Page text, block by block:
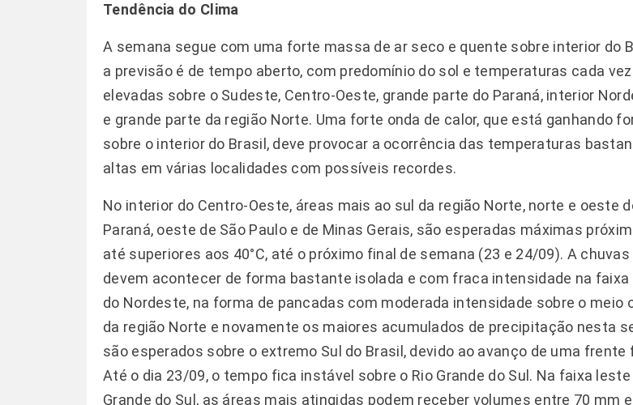
Tendência do Clima
A semana segue com uma forte massa de ar seco e quente sobre interior do
a previsão é de tempo aberto, com predomínio do sol e temperaturas cada
elevadas sobre o Sudeste, Centro-Oeste, grande parte do Paraná, interior
e grande parte da região Norte. Uma forte onda de calor, que está ganhando
sobre o interior do Brasil, deve provocar a ocorrência das temperaturas
altas em várias localidades com possíveis recordes.
No interior do Centro-Oeste, áreas mais ao sul da região Norte, norte e oeste
Paraná, oeste de São Paulo e de Minas Gerais, são esperadas máximas
até superiores aos 40°C, até o próximo final de semana (23 e 24/09). A chuvas
devem acontecer de forma bastante isolada e com fraca intensidade na faixa
do Nordeste, na forma de pancadas com moderada intensidade sobre o meio
da região Norte e novamente os maiores acumulados de precipitação nesta
são esperados sobre o extremo Sul do Brasil, devido ao avanço de uma frente
Até o dia 23/09, o tempo fica instável sobre o Rio Grande do Sul. Na faixa leste
Grande do Sul, as áreas mais atingidas podem receber volumes entre 70 mm